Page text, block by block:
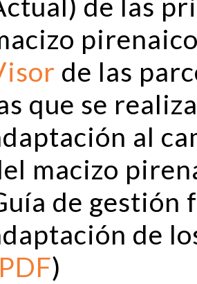
de las
que se
al
macizo
de gestión
de
PDF)